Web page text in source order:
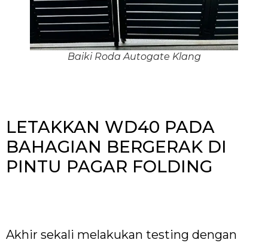
Baiki Roda Autogate Klang
LETAKKAN WD40 PADA
BAHAGIAN BERGERAK DI
PINTU PAGAR FOLDING
Akhir sekali melakukan testing dengan